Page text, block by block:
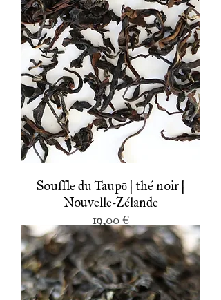
Souffle du Taupō | thé noir |
Nouvelle-Zélande
19,00 €